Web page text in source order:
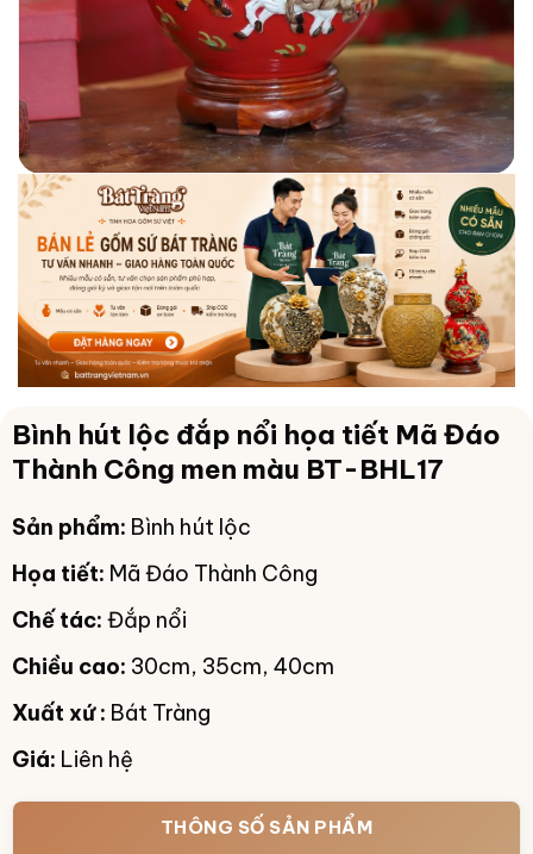
Bình hút lộc đắp nổi họa tiết Mã Đáo
Thành Công men màu BT-BHL17
Sản phẩm: Bình hút lộc
Họa tiết: Mã Đáo Thành Công
Chế tác: Đắp nổi
Chiều cao: 30cm, 35cm, 40cm
Xuất xứ : Bát Tràng
Giá: Liên hệ
THÔNG SỐ SẢN PHẨM